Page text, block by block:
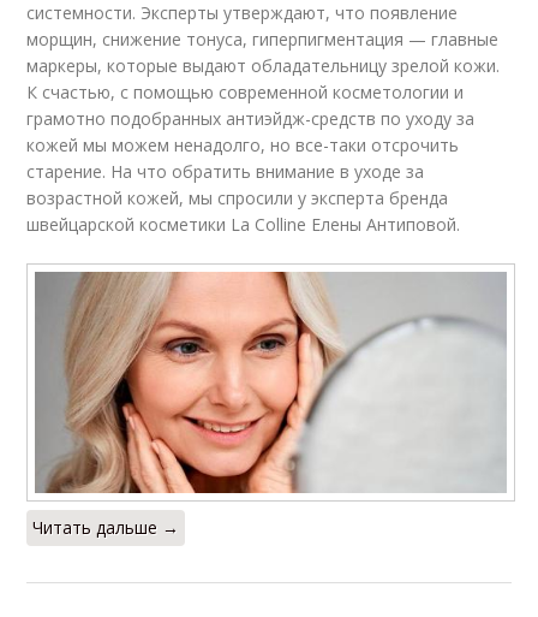
системности. Эксперты утверждают, что появление
морщин, снижение тонуса, гиперпигментация — главные
маркеры, которые выдают обладательницу зрелой кожи.
К счастью, с помощью современной косметологии и
грамотно подобранных антиэйдж-средств по уходу за
кожей мы можем ненадолго, но все-таки отсрочить
старение. На что обратить внимание в уходе за
возрастной кожей, мы спросили у эксперта бренда
швейцарской косметики La Colline Елены Антиповой.
Читать дальше →